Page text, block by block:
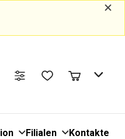
Filialen Kontakte